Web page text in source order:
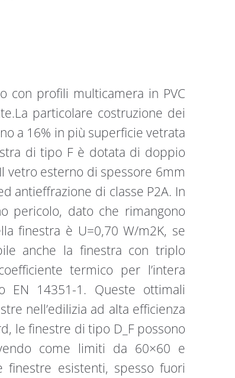
con profili multicamera in PVC
particolare costruzione dei
a 16% in più superficie vetrata
di tipo F è dotata di doppio
vetro esterno di spessore 6mm
antieffrazione di classe P2A. In
pericolo, dato che rimangono
finestra è U=0,70 W/m2K, se
anche la finestra con triplo
termico per l’intera
EN 14351-1. Queste ottimali
nell’edilizia ad alta efficienza
le finestre di tipo D_F possono
come limiti da 60×60 e
finestre esistenti, spesso fuori